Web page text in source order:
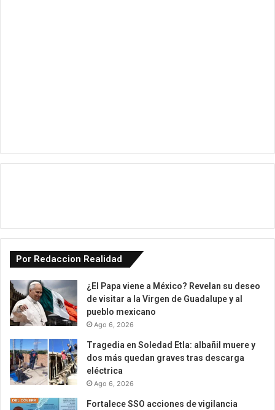
Por Redaccion Realidad
¿El Papa viene a México? Revelan su deseo
de visitar a la Virgen de Guadalupe y al
pueblo mexicano
Ago 6, 2026
Tragedia en Soledad Etla: albañil muere y
dos más quedan graves tras descarga
eléctrica
Ago 6, 2026
Fortalece SSO acciones de vigilancia